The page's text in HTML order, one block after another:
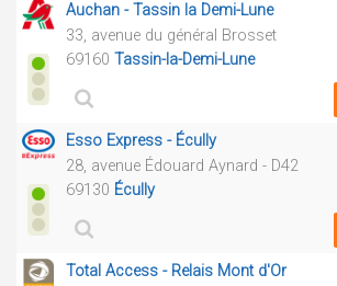
Auchan - Tassin la Demi-Lune
33, avenue du général Brosset
69160 Tassin-la-Demi-Lune
Esso Express - Écully
28, avenue Édouard Aynard - D42
69130 Écully
Total Access - Relais Mont d'Or